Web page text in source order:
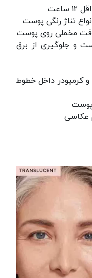
تناژ رنگی پوست
مخملی روی پوست
و جلوگیری از برق
کرمپودر داخل خطوط
عکاسی